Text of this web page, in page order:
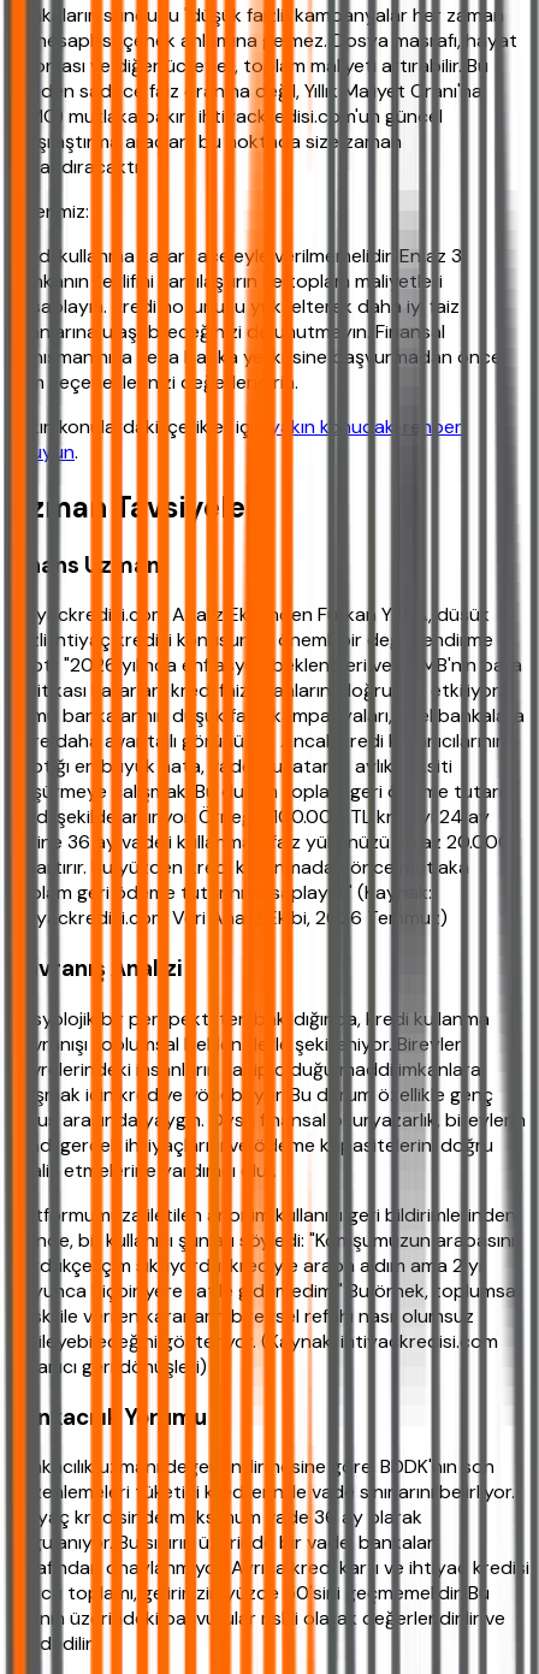
Bankaların sunduğu "düşük faizli" kampanyalar her zaman
en hesaplı seçenek anlamına gelmez. Dosya masrafı, hayat
sigortası ve diğer ücretler, toplam maliyeti artırabilir. Bu
yüzden sadece faiz oranına değil, Yıllık Maliyet Oranı'na
(YMO) mutlaka bakın. ihtiyackredisi.com'un güncel
karşılaştırma araçları, bu noktada size zaman
kazandıracaktır.
Önerimiz:
Kredi kullanma kararı, aceleyle verilmemelidir. En az 3
bankanın teklifini karşılaştırın ve toplam maliyetleri
hesaplayın. Kredi notunuzu yükselterek daha iyi faiz
oranlarına ulaşabileceğinizi de unutmayın. Finansal
danışmanınıza veya banka yetkilisine başvurmadan önce
tüm seçeneklerinizi değerlendirin.
Yakın konulardaki içerikler için
yakın konudaki rehberi
okuyun.
Uzman Tavsiyeleri
Finans Uzmanı
ihtiyackredisi.com Analiz Ekibinden Furkan YAKA, düşük
faizli ihtiyaç kredisi konusunda önemli bir değerlendirme
yaptı: "2026 yılında enflasyon beklentileri ve TCMB'nin para
politikası kararları, kredi faiz oranlarını doğrudan etkiliyor.
Kamu bankalarının düşük faizli kampanyaları, özel bankalara
göre daha avantajlı görünüyor. Ancak kredi kullanıcılarının
yaptığı en büyük hata, vadeyi uzatarak aylık taksiti
düşürmeye çalışmak. Bu durum toplam geri ödeme tutarını
ciddi şekilde artırıyor. Örneğin 100.000 TL krediyi 24 ay
yerine 36 ay vadeli kullanmak, faiz yükünüzü en az 20.000
TL artırır. Bu yüzden kredi kullanmadan önce mutlaka
toplam geri ödeme tutarını hesaplayın." (Kaynak:
ihtiyackredisi.com Veri Analiz Ekibi, 2026 Temmuz)
Davranış Analizi
Sosyolojik bir perspektiften bakıldığında, kredi kullanma
davranışı toplumsal beklentilerle şekilleniyor. Bireyler,
çevrelerindeki insanların sahip olduğu maddi imkanlara
ulaşmak için krediye yönebiliyor. Bu durum özellikle genç
nüfus arasında yaygın. Oysa finansal okuryazarlık, bireylerin
kendi gerçek ihtiyaçlarını ve ödeme kapasitelerini doğru
analiz etmelerine yardımcı olur.
Platformumuza iletilen anonim kullanıcı geri bildirimlerinden
birinde, bir kullanıcı şunları söyledi: "Komşumuzun arabasını
gördükçe içim sıkılıyordu, krediyle araba aldım ama 2 yıl
boyunca hiçbir yere tatile gidemedim." Bu örnek, toplumsal
baskı ile verilen kararların bireysel refahı nasıl olumsuz
etkileyebileceğini gösteriyor. (Kaynak: ihtiyackredisi.com
kullanıcı geri dönüşleri)
Bankacılık Yorumu
Bankacılık uzmanı değerlendirmesine göre, BDDK'nın son
düzenlemeleri tüketici kredilerinde vade sınırlarını belirliyor.
İhtiyaç kredisinde maksimum vade 36 ay olarak
uygulanıyor. Bu sınırın üzerinde bir vade, bankalar
tarafından onaylanmıyor. Ayrıca kredi kartı ve ihtiyaç kredisi
borcu toplamı, gelirinizin yüzde 50'sini geçmemelidir. Bu
oranın üzerindeki başvurular riskli olarak değerlendirilir ve
reddedilir.